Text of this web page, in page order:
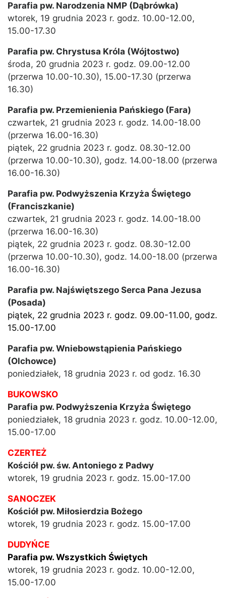
Parafia pw. Narodzenia NMP (Dąbrówka)
wtorek, 19 grudnia 2023 r. godz. 10.00-12.00,
15.00-17.30
Parafia pw. Chrystusa Króla (Wójtostwo)
środa, 20 grudnia 2023 r. godz. 09.00-12.00
(przerwa 10.00-10.30), 15.00-17.30 (przerwa
16.30)
Parafia pw. Przemienienia Pańskiego (Fara)
czwartek, 21 grudnia 2023 r. godz. 14.00-18.00
(przerwa 16.00-16.30)
piątek, 22 grudnia 2023 r. godz. 08.30-12.00
(przerwa 10.00-10.30), godz. 14.00-18.00 (przerwa
16.00-16.30)
Parafia pw. Podwyższenia Krzyża Świętego
(Franciszkanie)
czwartek, 21 grudnia 2023 r. godz. 14.00-18.00
(przerwa 16.00-16.30)
piątek, 22 grudnia 2023 r. godz. 08.30-12.00
(przerwa 10.00-10.30), godz. 14.00-18.00 (przerwa
16.00-16.30)
Parafia pw. Najświętszego Serca Pana Jezusa
(Posada)
piątek, 22 grudnia 2023 r. godz. 09.00-11.00, godz.
15.00-17.00
Parafia pw. Wniebowstąpienia Pańskiego
(Olchowce)
poniedziałek, 18 grudnia 2023 r. od godz. 16.30
BUKOWSKO
Parafia pw. Podwyższenia Krzyża Świętego
poniedziałek, 18 grudnia 2023 r. godz. 10.00-12.00,
15.00-17.00
CZERTEŻ
Kościół pw. św. Antoniego z Padwy
wtorek, 19 grudnia 2023 r. godz. 15.00-17.00
SANOCZEK
Kościół pw. Miłosierdzia Bożego
wtorek, 19 grudnia 2023 r. godz. 15.00-17.00
DUDYŃCE
Parafia pw. Wszystkich Świętych
wtorek, 19 grudnia 2023 r. godz. 10.00-12.00,
15.00-17.00